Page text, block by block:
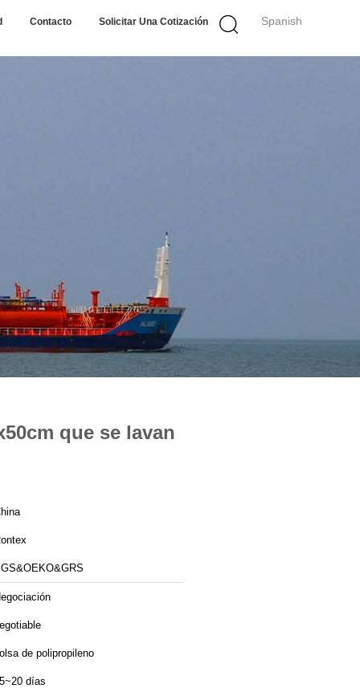
Spanish
Contacto Solicitar Una Cotización
que se lavan
de polipropileno
días